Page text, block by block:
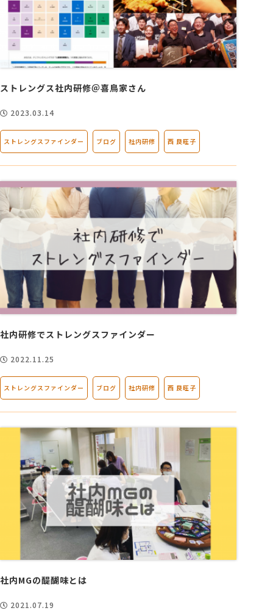
ストレングス社内研修＠喜鳥家さん
2023.03.14
ストレングスファインダー ブログ 社内研修 西 良旺子
社内研修でストレングスファインダー
2022.11.25
ストレングスファインダー ブログ 社内研修 西 良旺子
社内MGの醍醐味とは
2021.07.19